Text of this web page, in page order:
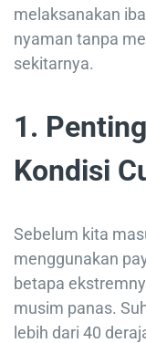
melaksanakan
nyaman tanpa
sekitarnya.
1.
Kondisi
Sebelum kita
menggunakan
betapa
musim panas.
lebih dari 40